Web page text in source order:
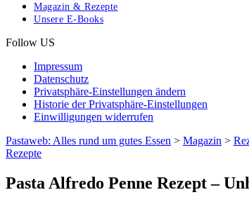
Magazin & Rezepte
Unsere E-Books
Follow US
Impressum
Datenschutz
Privatsphäre-Einstellungen ändern
Historie der Privatsphäre-Einstellungen
Einwilligungen widerrufen
Pastaweb: Alles rund um gutes Essen > Magazin >
Rezepte
Pasta Alfredo Penne Rezept –